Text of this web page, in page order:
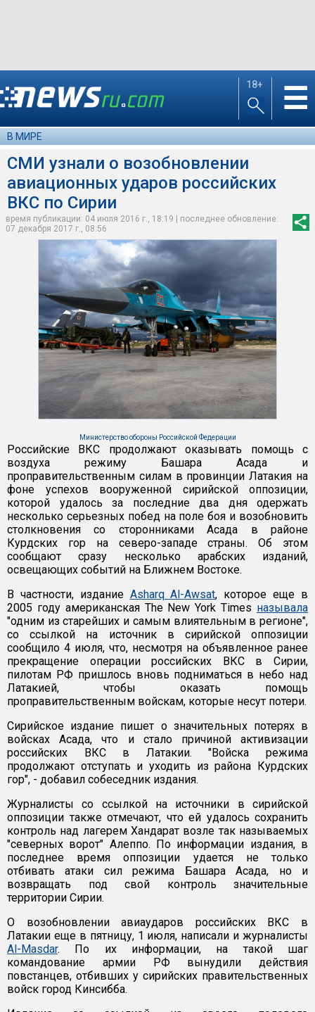
18+ ☰
В МИРЕ
СМИ узнали о возобновлении
авиационных ударов российских
ВКС по Сирии
время публикации: 04 июля 2016 г., 18:19 | последнее обновление:
07 декабря 2017 г., 08:56
Министерство обороны Российской Федерации
Российские ВКС продолжают оказывать помощь с
воздуха режиму Башара Асада и
проправительственным силам в провинции Латакия на
фоне успехов вооруженной сирийской оппозиции,
которой удалось за последние два дня одержать
несколько серьезных побед на поле боя и возобновить
столкновения со сторонниками Асада в районе
Курдских гор на северо-западе страны. Об этом
сообщают сразу несколько арабских изданий,
освещающих событий на Ближнем Востоке.
В частности, издание Asharq Al-Awsat, которое еще в
2005 году американская The New York Times называла
"одним из старейших и самым влиятельным в регионе",
со ссылкой на источник в сирийской оппозиции
сообщило 4 июля, что, несмотря на объявленное ранее
прекращение операции российских ВКС в Сирии,
пилотам РФ пришлось вновь подниматься в небо над
Латакией, чтобы оказать помощь
проправительственным войскам, которые несут потери.
Сирийское издание пишет о значительных потерях в
войсках Асада, что и стало причиной активизации
российских ВКС в Латакии. "Войска режима
продолжают отступать и уходить из района Курдских
гор", - добавил собеседник издания.
Журналисты со ссылкой на источники в сирийской
оппозиции также отмечают, что ей удалось сохранить
контроль над лагерем Хандарат возле так называемых
"северных ворот" Алеппо. По информации издания, в
последнее время оппозиции удается не только
отбивать атаки сил режима Башара Асада, но и
возвращать под свой контроль значительные
территории Сирии.
О возобновлении авиаударов российских ВКС в
Латакии еще в пятницу, 1 июля, написали и журналисты
Al-Masdar. По их информации, на такой шаг
командование армии РФ вынудили действия
повстанцев, отбивших у сирийских правительственных
войск город Кинсибба.